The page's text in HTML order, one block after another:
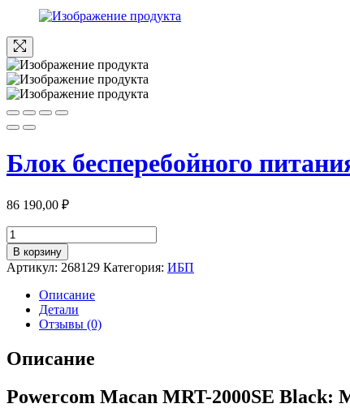
Блок бесперебойного
86 190,00 ₽
Количество
товара
Блок
бесперебойного
питания
Powercom
Macan
2000SE
Black
В корзину
Артикул: 268129 Категория: ИБП
Описание
Детали
Отзывы (0)
Описание
Powercom Macan MRT-2000SE